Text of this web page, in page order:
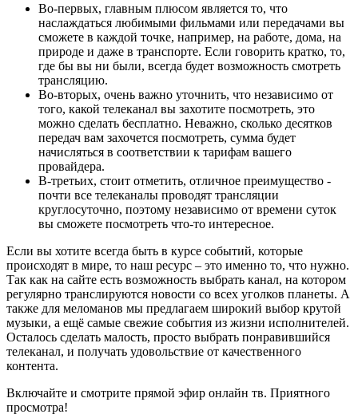
Во-первых, главным плюсом является то, что
наслаждаться любимыми фильмами или передачами вы
сможете в каждой точке, например, на работе, дома, на
природе и даже в транспорте. Если говорить кратко, то,
где бы вы ни были, всегда будет возможность смотреть
трансляцию.
Во-вторых, очень важно уточнить, что независимо от
того, какой телеканал вы захотите посмотреть, это
можно сделать бесплатно. Неважно, сколько десятков
передач вам захочется посмотреть, сумма будет
начисляться в соответствии к тарифам вашего
провайдера.
В-третьих, стоит отметить, отличное преимущество -
почти все телеканалы проводят трансляции
круглосуточно, поэтому независимо от времени суток
вы сможете посмотреть что-то интересное.
Если вы хотите всегда быть в курсе событий, которые
происходят в мире, то наш ресурс – это именно то, что нужно.
Так как на сайте есть возможность выбрать канал, на котором
регулярно транслируются новости со всех уголков планеты. А
также для меломанов мы предлагаем широкий выбор крутой
музыки, а ещё самые свежие события из жизни исполнителей.
Осталось сделать малость, просто выбрать понравившийся
телеканал, и получать удовольствие от качественного
контента.
Включайте и смотрите прямой эфир онлайн тв. Приятного
просмотра!